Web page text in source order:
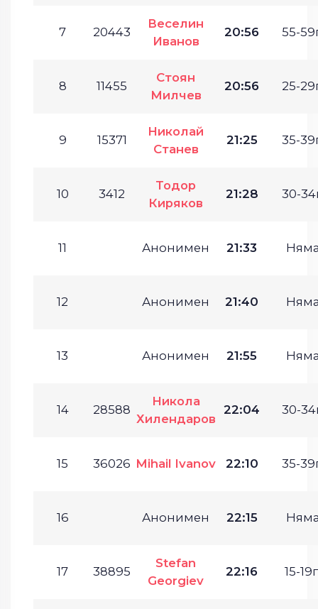
7 20443
Веселин
Иванов
20:56 55-
8 11455
Стоян
Милчев
20:56 25-
9 15371
Николай
Станев
21:25 35-
10 3412
Тодор
Киряков
21:28 30-
11 Анонимен 21:33
12 Анонимен 21:40
13 Анонимен 21:55
14 28588
Никола
Хилендаров
22:04 30-
15 36026 Mihail Ivanov 22:10 35-
16 Анонимен 22:15
17 38895
Stefan
Georgiev
22:16 15-